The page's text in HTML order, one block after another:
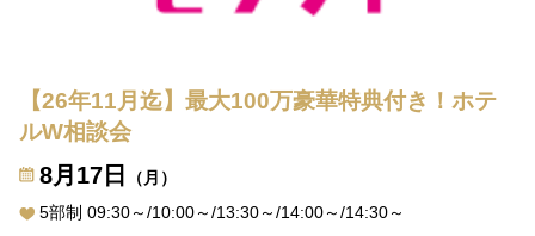
【26年11月迄】最大100万豪華特典付き！ホテ
ルW相談会
8月17日
（月）
5部制 09:30～/10:00～/13:30～/14:00～/14:30～